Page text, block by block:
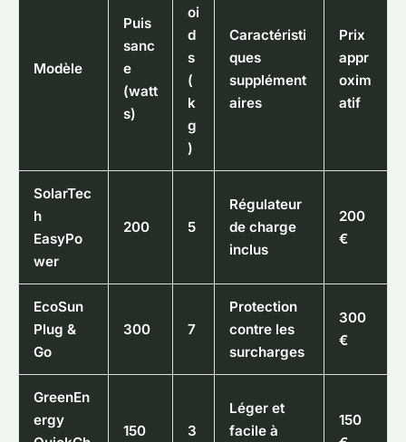
Modèle
Puis
sanc
e
(watt
s)
oi
d
s
(
k
g
)
Caractéristi
ques
supplément
aires
Prix
appr
oxim
atif
SolarTec
h
EasyPo
wer
200 5
Régulateur
de charge
inclus
200
€
EcoSun
Plug &
Go
300 7
Protection
contre les
surcharges
300
€
GreenEn
ergy
150 3
Léger et
facile à
150